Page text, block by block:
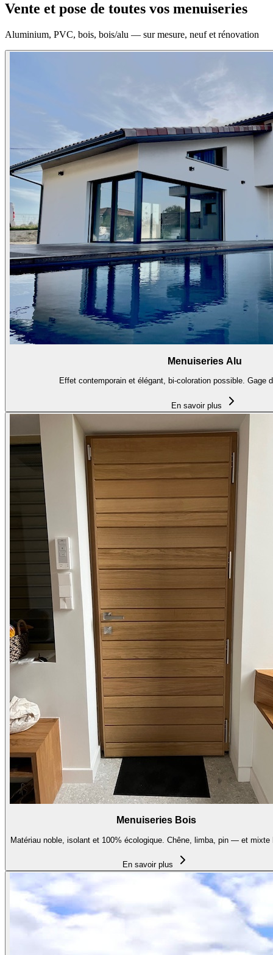
Vente et pose de toutes vos menuiseries
Aluminium, PVC, bois, bois/alu — sur mesure, neuf et rénovation
Menuiseries Alu
Effet contemporain et élégant, bi-coloration possible. Gage
En savoir plus
Menuiseries Bois
Matériau noble, isolant et 100% écologique. Chêne, limba, pin — et mixte
En savoir plus